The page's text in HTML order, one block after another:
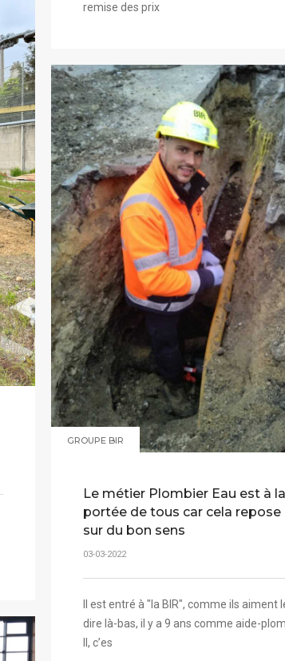
remise des prix
GROUPE BIR
Le métier Plombier Eau est à la
portée de tous car cela repose
sur du bon sens
03-03-2022
Il est entré à "la BIR", comme ils aiment
dire là-bas, il y a 9 ans comme aide-
Il, c’es